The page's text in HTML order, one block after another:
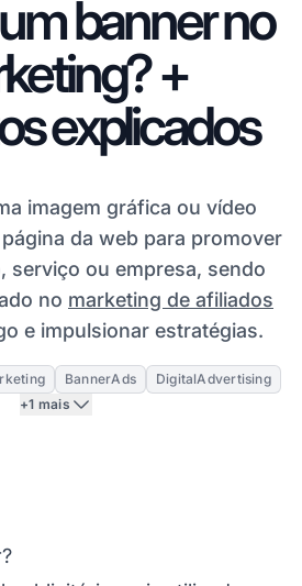
banner no
+
explicados
imagem gráfica ou vídeo
da web para promover
serviço ou empresa, sendo
no marketing de afiliados
e impulsionar estratégias.
BannerAds
DigitalAdvertising
+1 mais